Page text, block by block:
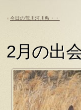
« 今日の荒川河川敷・・
2月の出